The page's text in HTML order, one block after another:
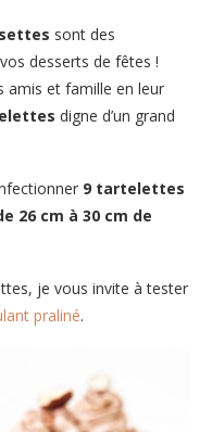
sont des
desserts de fêtes !
amis et famille en leur
digne d’un grand
9 tartelettes
26 cm à 30 cm de
je vous invite à tester
praliné.